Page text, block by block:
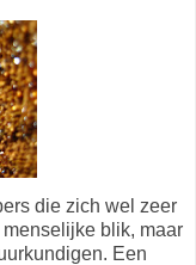
die zich wel zeer
blik, maar
Een